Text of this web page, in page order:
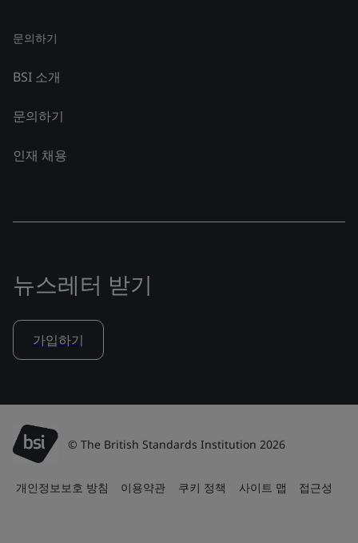
문의하기
BSI 소개
문의하기
인재 채용
뉴스레터 받기
가입하기
© The British Standards Institution 2026
개인정보보호 방침 이용약관 쿠키 정책 사이트 맵 접근성